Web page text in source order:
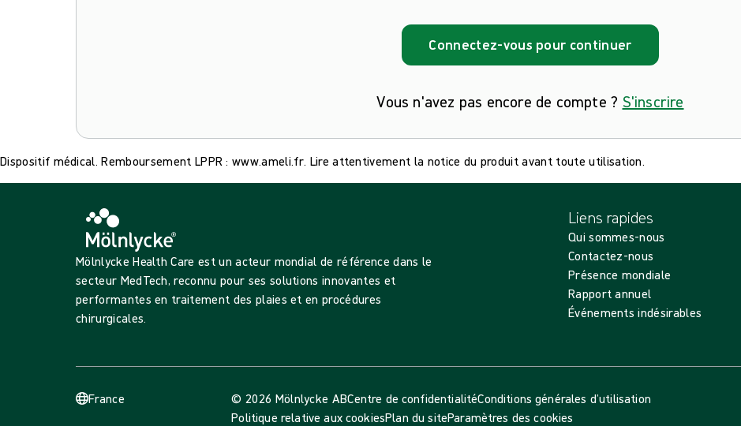
Connectez-vous pour continuer
Vous n'avez pas encore de compte ? S'inscrire
Dispositif médical. Remboursement LPPR : www.ameli.fr. Lire attentivement la notice du produit avant toute utilisation.
Mölnlycke Health Care est un acteur mondial de référence dans le
secteur MedTech, reconnu pour ses solutions innovantes et
performantes en traitement des plaies et en procédures
chirurgicales.
Liens rapides
Qui sommes-nous
Contactez-nous
Présence mondiale
Rapport annuel
Événements indésirables
France © 2026 Mölnlycke ABCentre de confidentialitéConditions générales d’utilisation
Politique relative aux cookiesPlan du siteParamètres des cookies